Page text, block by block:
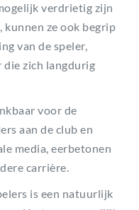
verdrietig zijn
kunnen ze ook begrip
van de speler,
die zich langdurig
voor de
aan de club en
media, eerbetonen
carrière.
is een natuurlijk